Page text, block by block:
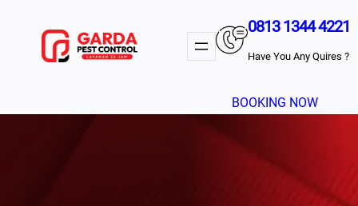
0813 1344 4221
Have You Any Quires ?
BOOKING NOW